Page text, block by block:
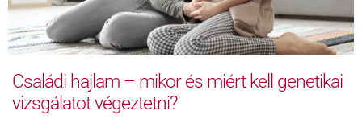
Családi hajlam – mikor és miért kell genetikai
vizsgálatot végeztetni?